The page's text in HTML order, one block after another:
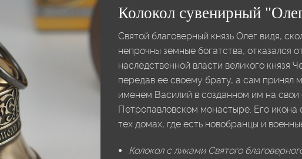
Колокол сувенирный
Святой благоверный князь Олег видя,
непрочны земные богатства, отказался
наследственной власти великого князя
передав ее своему брату, а сам принял
именем Василий в созданном им на
Петропавловском монастыре. Его икона
тех домах, где есть новобранцы и
Колокол с ликами Святого